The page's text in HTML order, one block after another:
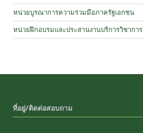
หน่วยบูรณาการความร่วมมือภาครัฐเอกชน
หน่วยฝึกอบรมและประสานงานบริการวิชาการ
ที่อยู่/ติดต่อสอบถาม